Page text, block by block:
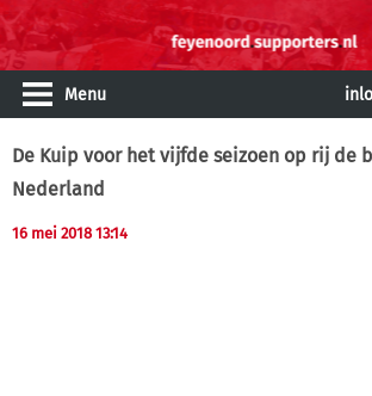
Menu
De Kuip voor het vijfde seizoen op rij de
Nederland
16 mei 2018 13:14